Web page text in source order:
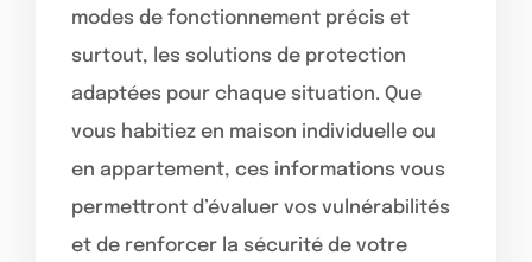
modes de fonctionnement précis et
surtout, les solutions de protection
adaptées pour chaque situation. Que
vous habitiez en maison individuelle ou
en appartement, ces informations vous
permettront d’évaluer vos vulnérabilités
et de renforcer la sécurité de votre